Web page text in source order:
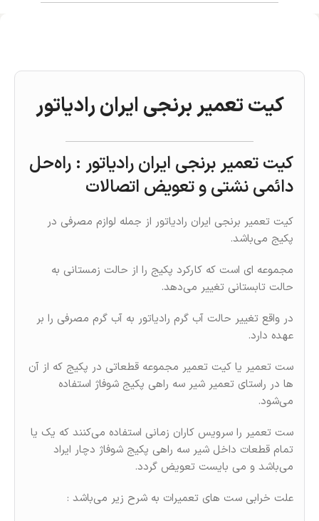
کیت تعمیر برنجی ایران رادیاتور
کیت تعمیر برنجی ایران رادیاتور : راه‌حل
دائمی نشتی و تعویض اتصالات
کیت تعمیر برنجی ایران رادیاتور از جمله لوازم مصرفی در
پکیج می‌باشد.
مجموعه ای است که کارکرد پکیج را از حالت زمستانی به
حالت تابستانی تغییر می‌دهد.
در واقع تغییر حالت آب گرم رادیاتور به آب گرم مصرفی را بر
عهده دارد.
ست تعمیر یا کیت تعمیر مجموعه قطعاتی در پکیج که از آن
ها در راستای تعمیر شیر سه راهی پکیج شوفاژ استفاده
می‌شود.
ست تعمیر را سرویس کاران زمانی استفاده می‌کنند که یک یا
تمام قطعات داخل شیر سه راهی پکیج شوفاژ دچار ایراد
می‌باشد و می بایست تعویض گردد.
علت خرابی ست های تعمیرات به شرح زیر می‌باشد :